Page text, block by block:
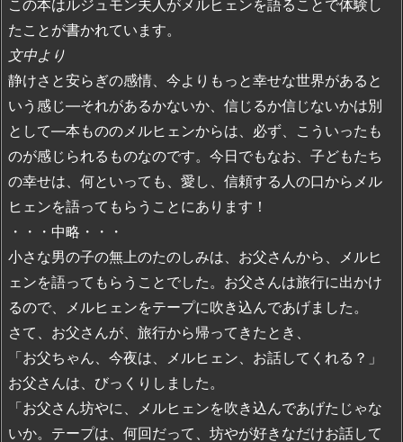
この本はルジュモン夫人がメルヒェンを語ることで体験し
たことが書かれています。
文中より
静けさと安らぎの感情、今よりもっと幸せな世界があると
いう感じ―それがあるかないか、信じるか信じないかは別
として―本もののメルヒェンからは、必ず、こういったも
のが感じられるものなのです。今日でもなお、子どもたち
の幸せは、何といっても、愛し、信頼する人の口からメル
ヒェンを語ってもらうことにあります！
・・・中略・・・
小さな男の子の無上のたのしみは、お父さんから、メルヒ
ェンを語ってもらうことでした。お父さんは旅行に出かけ
るので、メルヒェンをテープに吹き込んであげました。
さて、お父さんが、旅行から帰ってきたとき、
「お父ちゃん、今夜は、メルヒェン、お話してくれる？」
お父さんは、びっくりしました。
「お父さん坊やに、メルヒェンを吹き込んであげたじゃな
いか。テープは、何回だって、坊やが好きなだけお話して